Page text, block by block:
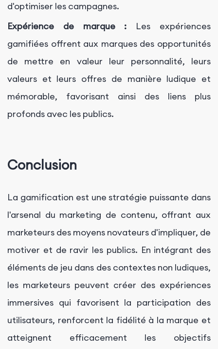
d'optimiser les campagnes.
Expérience de marque : Les expériences
gamifiées offrent aux marques des opportunités
de mettre en valeur leur personnalité, leurs
valeurs et leurs offres de manière ludique et
mémorable, favorisant ainsi des liens plus
profonds avec les publics.
Conclusion
La gamification est une stratégie puissante dans
l'arsenal du marketing de contenu, offrant aux
marketeurs des moyens novateurs d'impliquer, de
motiver et de ravir les publics. En intégrant des
éléments de jeu dans des contextes non ludiques,
les marketeurs peuvent créer des expériences
immersives qui favorisent la participation des
utilisateurs, renforcent la fidélité à la marque et
atteignent efficacement les objectifs